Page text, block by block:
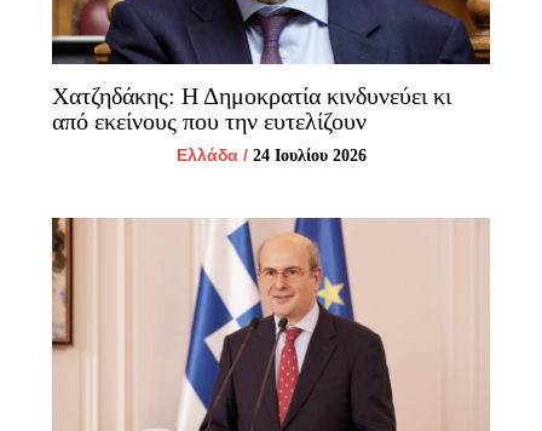
Χατζηδάκης: Η Δημοκρατία κινδυνεύει κι
από εκείνους που την ευτελίζουν
Ελλάδα/ 24 Ιουλίου 2026